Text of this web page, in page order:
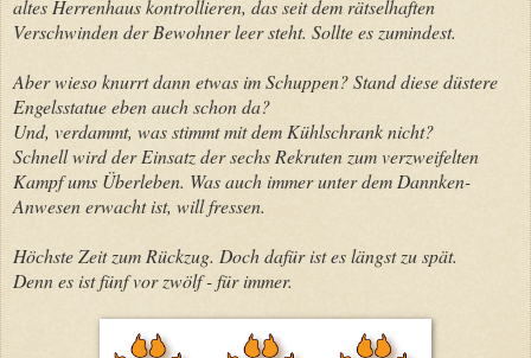
altes Herrenhaus kontrollieren, das seit dem rätselhaften
Verschwinden der Bewohner leer steht. Sollte es zumindest.
Aber wieso knurrt dann etwas im Schuppen? Stand diese düstere
Engelsstatue eben auch schon da?
Und, verdammt, was stimmt mit dem Kühlschrank nicht?
Schnell wird der Einsatz der sechs Rekruten zum verzweifelten
Kampf ums Überleben. Was auch immer unter dem Dannken-
Anwesen erwacht ist, will fressen.
Höchste Zeit zum Rückzug. Doch dafür ist es längst zu spät.
Denn es ist fünf vor zwölf - für immer.